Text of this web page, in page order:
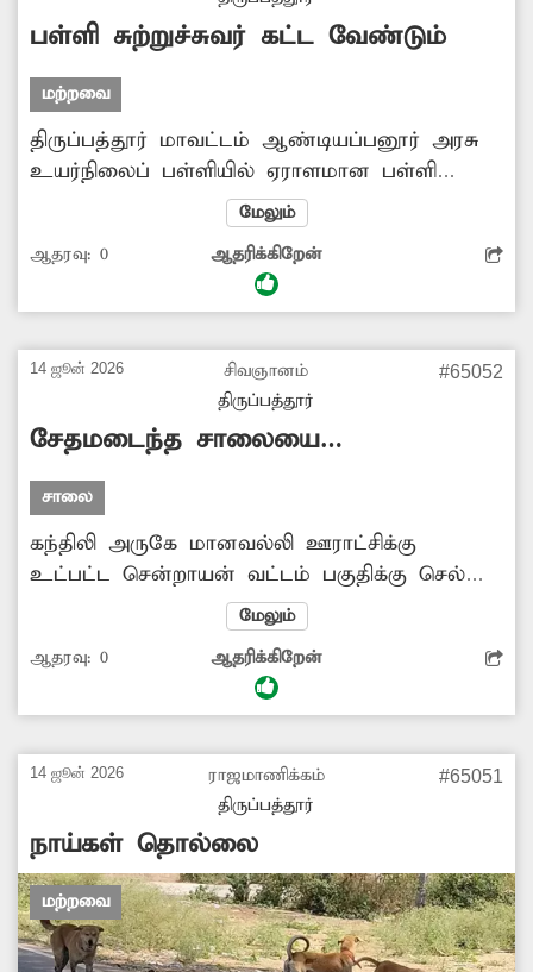
-செல்வமணி, குரிசிலாப்பட்டு.
பள்ளி சுற்றுச்சுவர் கட்ட வேண்டும்
மற்றவை
திருப்பத்தூர் மாவட்டம் ஆண்டியப்பனூர் அரசு
உயர்நிலைப் பள்ளியில் ஏராளமான பள்ளி
மாணவ- மாணவிகள் படித்து வருகின்றனர்.
இங்குள்ள முன்பக்க சுற்றுச்சுவர் இடிந்து
விழுந்து விட்டது. அந்தச் சுற்றுச்சுவரை கட்டித்தர
சம்பந்தப்பட்ட அதிகாரிகள் நடவடிக்கை எடுக்க
மேலும்
ஆதரவு: 0 ஆதரிக்கிறேன்
14 ஜூன் 2026
சிவஞானம்
திருப்பத்தூர்
#65052
சேதமடைந்த சாலையை
சீரமைப்பார்களா?
சாலை
கந்திலி அருகே மானவல்லி ஊராட்சிக்கு
உட்பட்ட சென்றாயன் வட்டம் பகுதிக்கு செல்லும்
சாலை சேதமடைந்து குண்டும், குழியுமாக
மோசமான நிலையில் உள்ளது. இந்தச்
சாலையில் மழை காலங்களில் மழைநீர் தேங்கி
சேறும், சகதியாக காட்சியளிக்கிறது. அந்தச்
எடுப்பார்களா? -சிவஞானம், கந்திலி.
மேலும்
ஆதரவு: 0 ஆதரிக்கிறேன்
14 ஜூன் 2026
ராஜமாணிக்கம்
திருப்பத்தூர்
#65051
நாய்கள் தொல்லை
மற்றவை